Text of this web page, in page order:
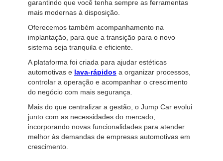
garantindo que você tenha sempre as ferramentas
mais modernas à disposição.
Oferecemos também acompanhamento na
implantação, para que a transição para o novo
sistema seja tranquila e eficiente.
A plataforma foi criada para ajudar estéticas
automotivas e lava-rápidos a organizar processos,
controlar a operação e acompanhar o crescimento
do negócio com mais segurança.
Mais do que centralizar a gestão, o Jump Car evolui
junto com as necessidades do mercado,
incorporando novas funcionalidades para atender
melhor às demandas de empresas automotivas em
crescimento.